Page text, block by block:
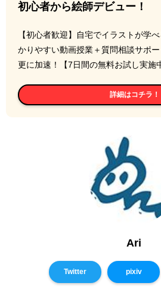
初心者から絵師デビュー！
【初心者歓迎】自宅でイラストが学
かりやすい動画授業＋質問相談サポ
更に加速！【7日間の無料お試し実施
詳細はコチラ！
Ari
Twitter pixiv